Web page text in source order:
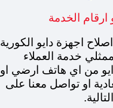
ارقام الخدمة
اجهزة دايو الكورية
خدمة العملاء
من اي هاتف ارضي او
او تواصل معنا على